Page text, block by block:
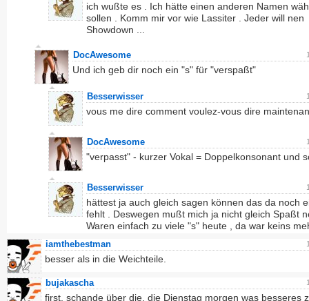
ich wußte es . Ich hätte einen anderen Namen
sollen . Komm mir vor wie Lassiter . Jeder will nen
Showdown ...
DocAwesome
Und ich geb dir noch ein "s" für "verspaßt"
Besserwisser
vous me dire comment voulez-vous dire
DocAwesome
"verpasst" - kurzer Vokal = Doppelkonsonant und
Besserwisser
hättest ja auch gleich sagen können das da noch
fehlt . Deswegen mußt mich ja nicht gleich Spaßt
Waren einfach zu viele "s" heute , da war keins
iamthebestman
besser als in die Weichteile.
bujakascha
first, schande über die, die Dienstag morgen was besseres